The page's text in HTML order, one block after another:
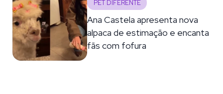
PET DIFERENTE
Ana Castela apresenta nova
alpaca de estimação e encanta
fãs com fofura